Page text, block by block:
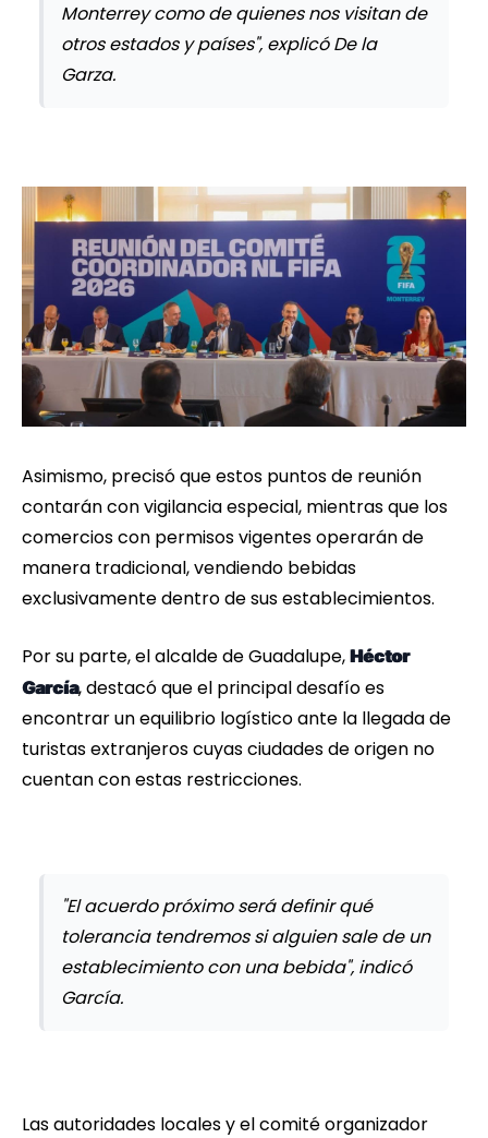
Monterrey como de quienes nos visitan de
otros estados y países", explicó De la
Garza.
Asimismo, precisó que estos puntos de reunión
contarán con vigilancia especial, mientras que los
comercios con permisos vigentes operarán de
manera tradicional, vendiendo bebidas
exclusivamente dentro de sus establecimientos.
Por su parte, el alcalde de Guadalupe, Héctor
García, destacó que el principal desafío es
encontrar un equilibrio logístico ante la llegada de
turistas extranjeros cuyas ciudades de origen no
cuentan con estas restricciones.
"El acuerdo próximo será definir qué
tolerancia tendremos si alguien sale de un
establecimiento con una bebida", indicó
García.
Las autoridades locales y el comité organizador